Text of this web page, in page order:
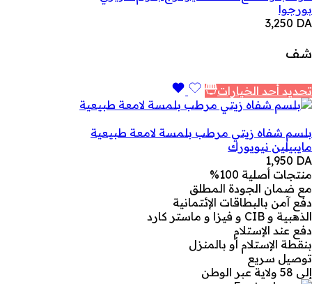
بورجوا
3,250 DA
شف
تحديد أحد الخيارات
بلسم شفاه زيتي مرطب بلمسة لامعة طبيعية
مايبيلين نيويورك
1,950 DA
منتجات أصلية 100%
مع ضمان الجودة المطلق
دفع آمن بالبطاقات الإئتمانية
الذهبية و CIB و فيزا و ماستر كارد
دفع عند الإستلام
بنقطة الإستلام أو بالمنزل
توصيل سريع
إلى 58 ولاية عبر الوطن